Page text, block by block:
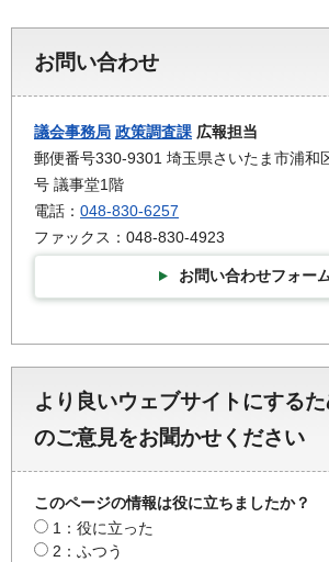
お問い合わせ
議会事務局 政策調査課 広報担当
郵便番号330-9301 埼玉県さいたま市浦和
号 議事堂1階
電話： 048-830-6257
ファックス：048-830-4923
お問い合わせフォー
より良いウェブサイトにする
のご意見をお聞かせください
このページの情報は役に立ちましたか？
1：役に立った
2：ふつう